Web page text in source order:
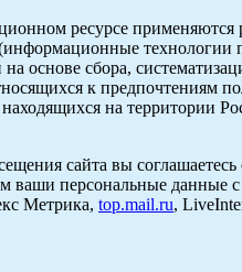
ресурсе применяются
технологии
основе сбора,
к предпочтениям
на территории
сайта вы
ваши персональные данные
Метрика, top.mail.ru,